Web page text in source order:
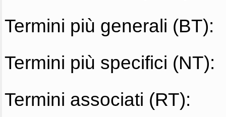
Termini più generali (BT):
Termini più specifici (NT):
Termini associati (RT):